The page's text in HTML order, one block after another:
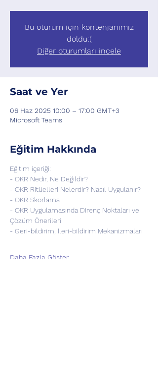
Bu oturum için kontenjanımız
doldu:(
Diğer oturumları incele
Saat ve Yer
06 Haz 2025 10:00 – 17:00 GMT+3
Microsoft Teams
Eğitim Hakkında
Eğitim içeriği:
- OKR Nedir, Ne Değildir?
- OKR Ritüelleri Nelerdir? Nasıl Uygulanır?
- OKR Skorlama
- OKR Uygulamasında Direnç Noktaları ve
Çözüm Önerileri
- Geri-bildirim, İleri-bildirim Mekanizmaları
Daha Fazla Göster